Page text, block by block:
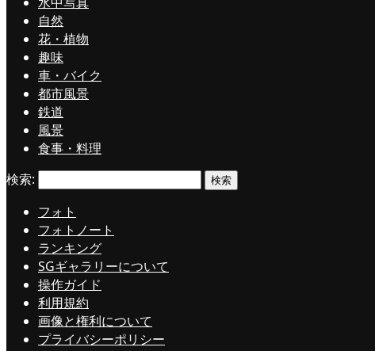
自然
花・植物
趣味
車・バイク
都市風景
鉄道
風景
食事・料理
フォト
フォトノート
ランキング
SGギャラリーについて
操作ガイド
利用規約
画像と権利について
プライバシーポリシー
検索: